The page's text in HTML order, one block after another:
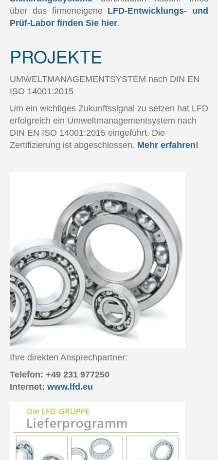
über das firmeneigene LFD-Entwicklungs- und
Prüf-Labor finden Sie hier.
PROJEKTE
UMWELTMANAGEMENTSYSTEM nach DIN EN
ISO 14001:2015
Um ein wichtiges Zukunftssignal zu setzen hat LFD
erfolgreich ein Umweltmanagementsystem nach
DIN EN ISO 14001:2015 eingeführt. Die
Zertifizierung ist abgeschlossen. Mehr erfahren!
Ihre direkten Ansprechpartner:
Telefon: +49 231 977250
Internet: www.lfd.eu